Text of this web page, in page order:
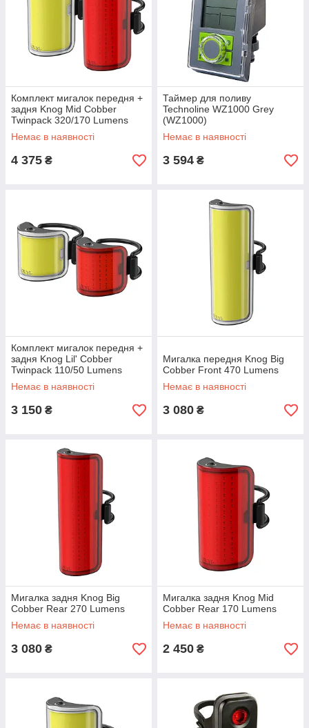
Комплект мигалок передня +
задня Knog Mid Cobber
Twinpack 320/170 Lumens
Немає в наявності
4 375 ₴
Таймер для поливу
Technoline WZ1000 Grey
(WZ1000)
Немає в наявності
3 594 ₴
Комплект мигалок передня +
задня Knog Lil' Cobber
Twinpack 110/50 Lumens
Немає в наявності
3 150 ₴
Мигалка передня Knog Big
Cobber Front 470 Lumens
Немає в наявності
3 080 ₴
Мигалка задня Knog Big
Cobber Rear 270 Lumens
Немає в наявності
3 080 ₴
Мигалка задня Knog Mid
Cobber Rear 170 Lumens
Немає в наявності
2 450 ₴